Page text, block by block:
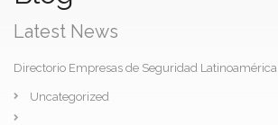
Latest News
Directorio Empresas de Seguridad Latinoamérica
Uncategorized